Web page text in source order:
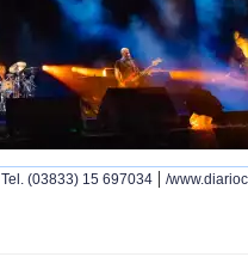
Tel. (03833) 15 697034 | /